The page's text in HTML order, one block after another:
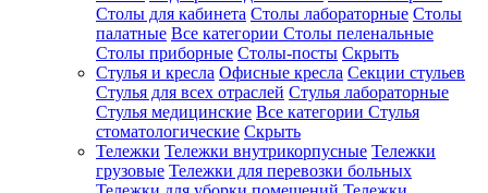
Столы для кабинета Столы лабораторные Столы
палатные Все категории Столы пеленальные
Столы приборные Столы-посты Скрыть
Стулья и кресла Офисные кресла Секции стульев
Стулья для всех отраслей Стулья лабораторные
Стулья медицинские Все категории Стулья
стоматологические Скрыть
Тележки Тележки внутрикорпусные Тележки
грузовые Тележки для перевозки больных